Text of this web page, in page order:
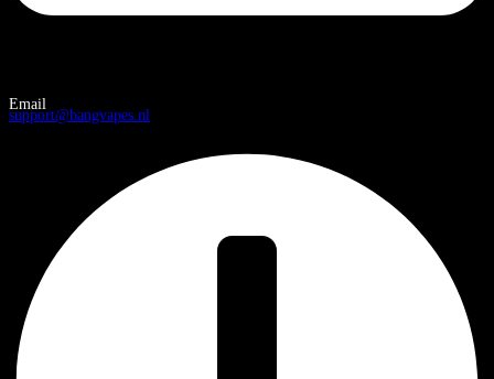
Email
support@bangvapes.nl